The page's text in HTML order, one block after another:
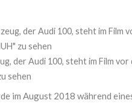
der Audi 100, steht im Film
sehen
im August 2018 während